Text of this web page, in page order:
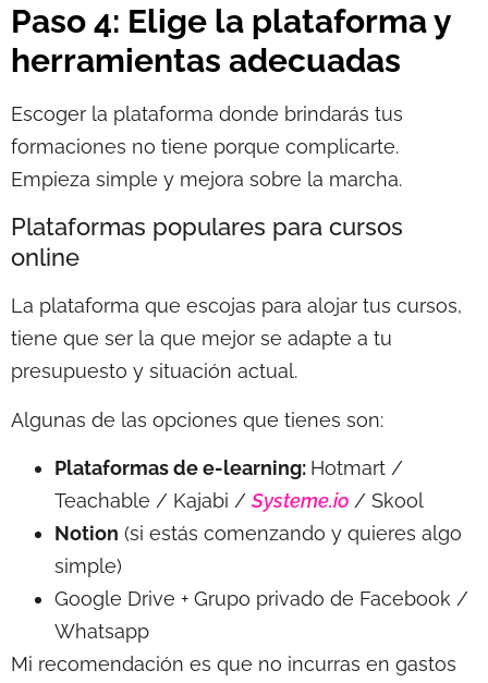
Paso 4: Elige la plataforma y
herramientas adecuadas
Escoger la plataforma donde brindarás tus
formaciones no tiene porque complicarte.
Empieza simple y mejora sobre la marcha.
Plataformas populares para cursos
online
La plataforma que escojas para alojar tus cursos,
tiene que ser la que mejor se adapte a tu
presupuesto y situación actual.
Algunas de las opciones que tienes son:
Plataformas de e-learning: Hotmart /
Teachable / Kajabi / Systeme.io / Skool
Notion (si estás comenzando y quieres algo
simple)
Google Drive + Grupo privado de Facebook /
Whatsapp
Mi recomendación es que no incurras en gastos